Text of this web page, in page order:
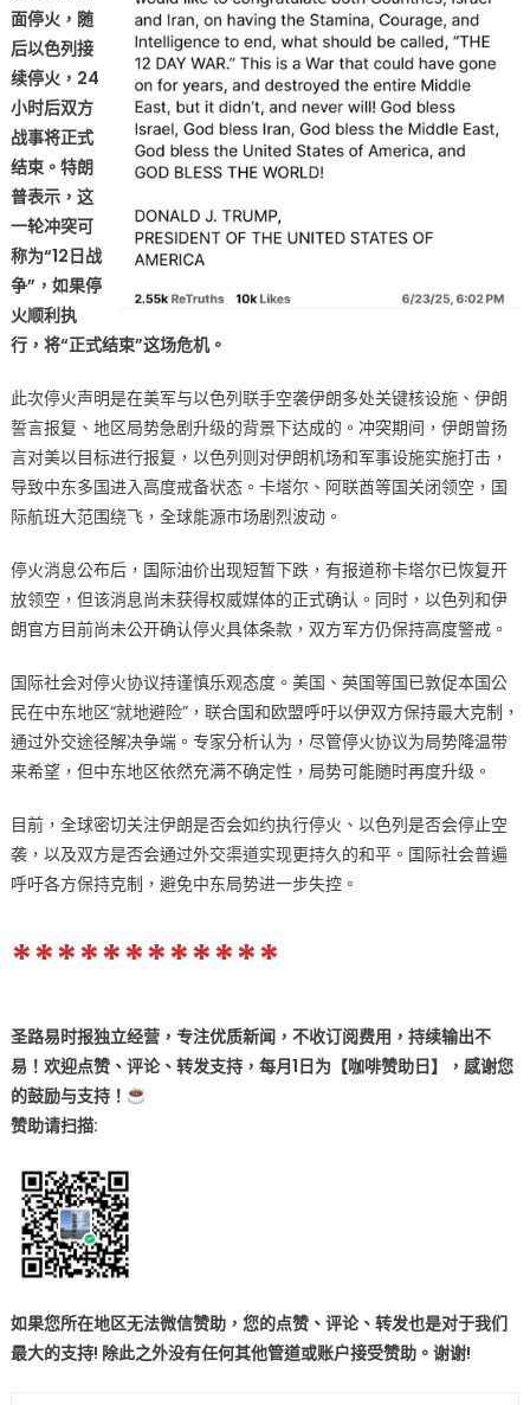
面停火，随
后以色列接
续停火，24
小时后双方
战事将正式
结束。特朗
普表示，这
一轮冲突可
称为“12日战
争”，如果停
火顺利执
行，将“正式结束”这场危机。
此次停火声明是在美军与以色列联手空袭伊朗多处关键核设施、伊朗
誓言报复、地区局势急剧升级的背景下达成的。冲突期间，伊朗曾扬
言对美以目标进行报复，以色列则对伊朗机场和军事设施实施打击，
导致中东多国进入高度戒备状态。卡塔尔、阿联酋等国关闭领空，国
际航班大范围绕飞，全球能源市场剧烈波动。
停火消息公布后，国际油价出现短暂下跌，有报道称卡塔尔已恢复开
放领空，但该消息尚未获得权威媒体的正式确认。同时，以色列和伊
朗官方目前尚未公开确认停火具体条款，双方军方仍保持高度警戒。
国际社会对停火协议持谨慎乐观态度。美国、英国等国已敦促本国公
民在中东地区“就地避险”，联合国和欧盟呼吁以伊双方保持最大克制，
通过外交途径解决争端。专家分析认为，尽管停火协议为局势降温带
来希望，但中东地区依然充满不确定性，局势可能随时再度升级。
目前，全球密切关注伊朗是否会如约执行停火、以色列是否会停止空
袭，以及双方是否会通过外交渠道实现更持久的和平。国际社会普遍
呼吁各方保持克制，避免中东局势进一步失控。
************
圣路易时报独立经营，专注优质新闻，不收订阅费用，持续输出不
易！欢迎点赞、评论、转发支持，每月1日为【咖啡赞助日】，感谢您
的鼓励与支持！
赞助请扫描:
如果您所在地区无法微信赞助，您的点赞、评论、转发也是对于我们
最大的支持! 除此之外没有任何其他管道或账户接受赞助。谢谢!